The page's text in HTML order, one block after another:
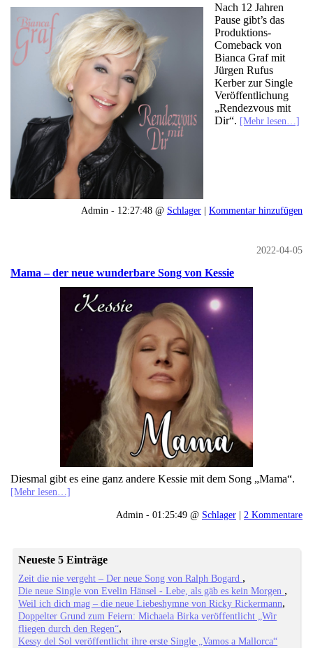
Nach 12 Jahren
Pause gibt’s das
Produktions-
Comeback von
Bianca Graf mit
Jürgen Rufus
Kerber zur Single
Veröffentlichung
„Rendezvous mit
Dir“. [Mehr lesen…]
Admin - 12:27:48 @ Schlager | Kommentar hinzufügen
2022-04-05
Mama – der neue wunderbare Song von Kessie
Diesmal gibt es eine ganz andere Kessie mit dem Song „Mama“.
[Mehr lesen…]
Admin - 01:25:49 @ Schlager | 2 Kommentare
Neueste 5 Einträge
Zeit die nie vergeht – Der neue Song von Ralph Bogard
Die neue Single von Evelin Hänsel - Lebe, als gäb es kein Morgen
Weil ich dich mag – die neue Liebeshymne von Ricky Rickermann
Doppelter Grund zum Feiern: Michaela Birka veröffentlicht „Wir
fliegen durch den Regen“
Kessy del Sol veröffentlicht ihre erste Single „Vamos a Mallorca“